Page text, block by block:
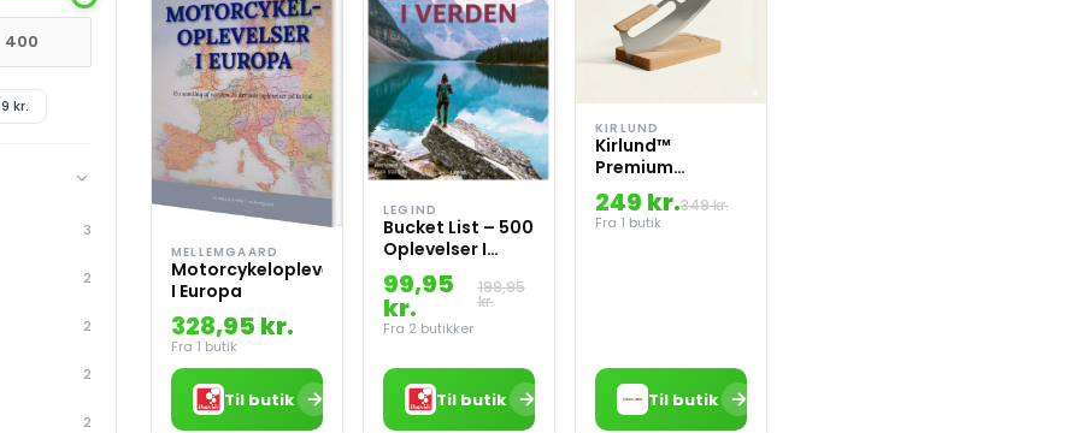
kr.
3
2
2
2
2
MELLEMGAARD
Motorcykeloplevelser
I Europa
328,95 kr.
Fra 1 butik
Til butik →
LEGIND
Bucket List – 500
Oplevelser I
Verden
99,95
kr.
199,95
kr.
Fra 2 butikker
Til butik →
KIRLUND
Kirlund™
Premium
pizzacutter
249 kr.349 kr.
Fra 1 butik
Til butik →